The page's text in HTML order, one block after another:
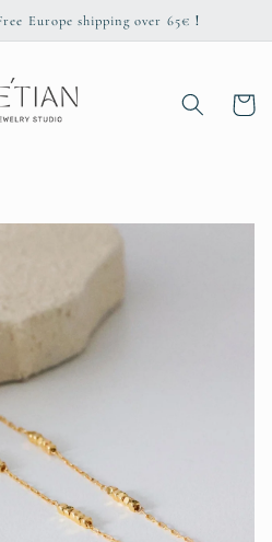
Europe shipping over 65€！
Cart